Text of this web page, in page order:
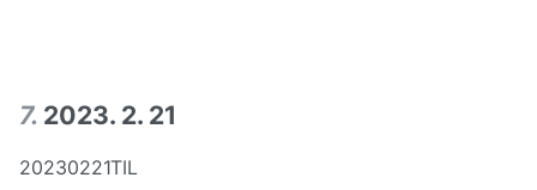
7. 2023. 2. 21
20230221TIL